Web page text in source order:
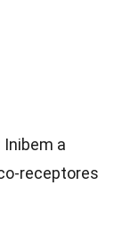
Inibem a
receptores